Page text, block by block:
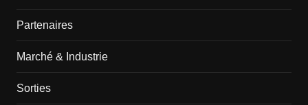
Partenaires
Marché & Industrie
Sorties